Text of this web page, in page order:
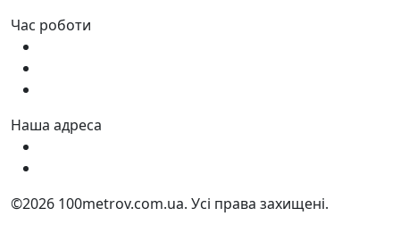
Час роботи
Наша адреса
©2026 100metrov.com.ua. Усі права захищені.